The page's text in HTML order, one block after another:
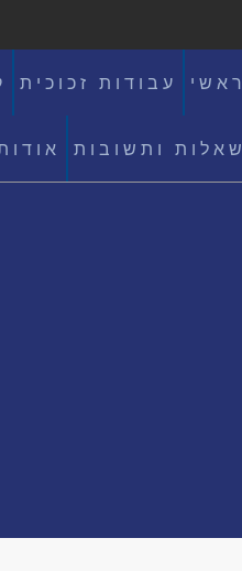
ראשי עבודות זכוכית
שאלות ותשובות